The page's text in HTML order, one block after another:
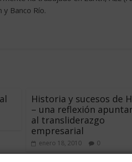
Banco Río.
Historia y sucesos de
– una reflexión
al transliderazgo
empresarial
enero 18, 2010 0